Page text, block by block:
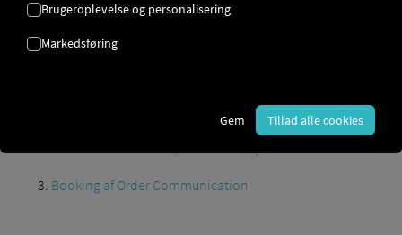
Så du Order Communication For at bruge det med succes
kræves følgende trin:
under konstruktionen af ​​et nyt køretøj
Booking af Order Communication
Brugeroplevelse og personalisering
Markedsføring
Gem Tillad alle cookies